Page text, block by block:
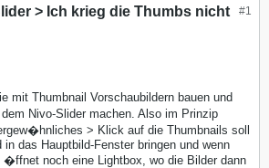
#1
> Ich krieg die Thumbs nicht
mit Thumbnail Vorschaubildern bauen und
Nivo-Slider machen. Also im Prinzip
> Klick auf die Thumbnails soll
das Hauptbild-Fenster bringen und wenn
noch eine Lightbox, wo die Bilder dann